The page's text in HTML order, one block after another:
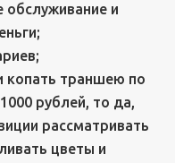
обслуживание и
копать траншею по
рублей, то да,
рассматривать
цветы и